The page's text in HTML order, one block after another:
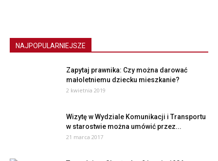
NAJPOPULARNIEJSZE
Zapytaj prawnika: Czy można darować
małoletniemu dziecku mieszkanie?
2 kwietnia 2019
Wizytę w Wydziale Komunikacji i Transportu
w starostwie można umówić przez...
21 marca 2017